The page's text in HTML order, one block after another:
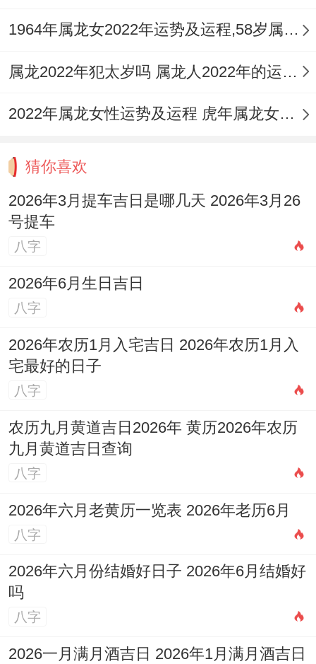
1964年属龙女2022年运势及运程,58岁属龙人2022全年每月运势女性如何
属龙2022年犯太岁吗 属龙人2022年的运势如何
2022年属龙女性运势及运程 虎年属龙女带什么转运
猜你喜欢
2026年3月提车吉日是哪几天 2026年3月26
号提车
八字
2026年6月生日吉日
八字
2026年农历1月入宅吉日 2026年农历1月入
宅最好的日子
八字
农历九月黄道吉日2026年 黄历2026年农历
九月黄道吉日查询
八字
2026年六月老黄历一览表 2026年老历6月
八字
2026年六月份结婚好日子 2026年6月结婚好
吗
八字
2026一月满月酒吉日 2026年1月满月酒吉日